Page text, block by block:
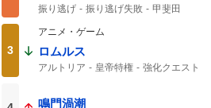
振り逃げ 振り逃げ失敗 甲斐田
3
アニメ・ゲーム
ロムルス
アルトリア 皇帝特権
強化クエスト
鳴門渦潮